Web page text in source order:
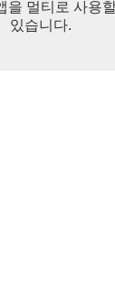
인 환경에 빠져
을 멀티로 사용
있습니다.